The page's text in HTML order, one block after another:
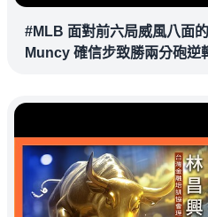
#MLB 面對前六局威風八面
Muncy 確信步致勝兩分砲逆